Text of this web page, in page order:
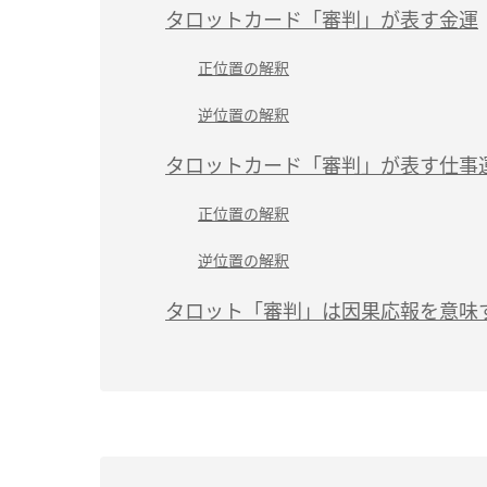
タロットカード「審判」が表す金運
正位置の解釈
逆位置の解釈
タロットカード「審判」が表す仕事
正位置の解釈
逆位置の解釈
タロット「審判」は因果応報を意味